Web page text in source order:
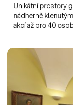
Unikátní prostory
nádherně
akcí až pro 40